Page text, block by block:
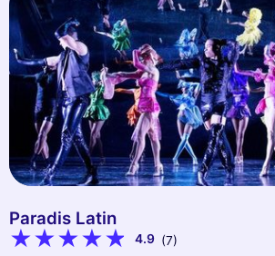
Paradis Latin
4.9 (7)